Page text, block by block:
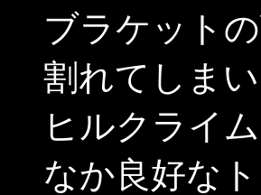
ブラケット
割れてしまい
ヒルクライ
なか良好な